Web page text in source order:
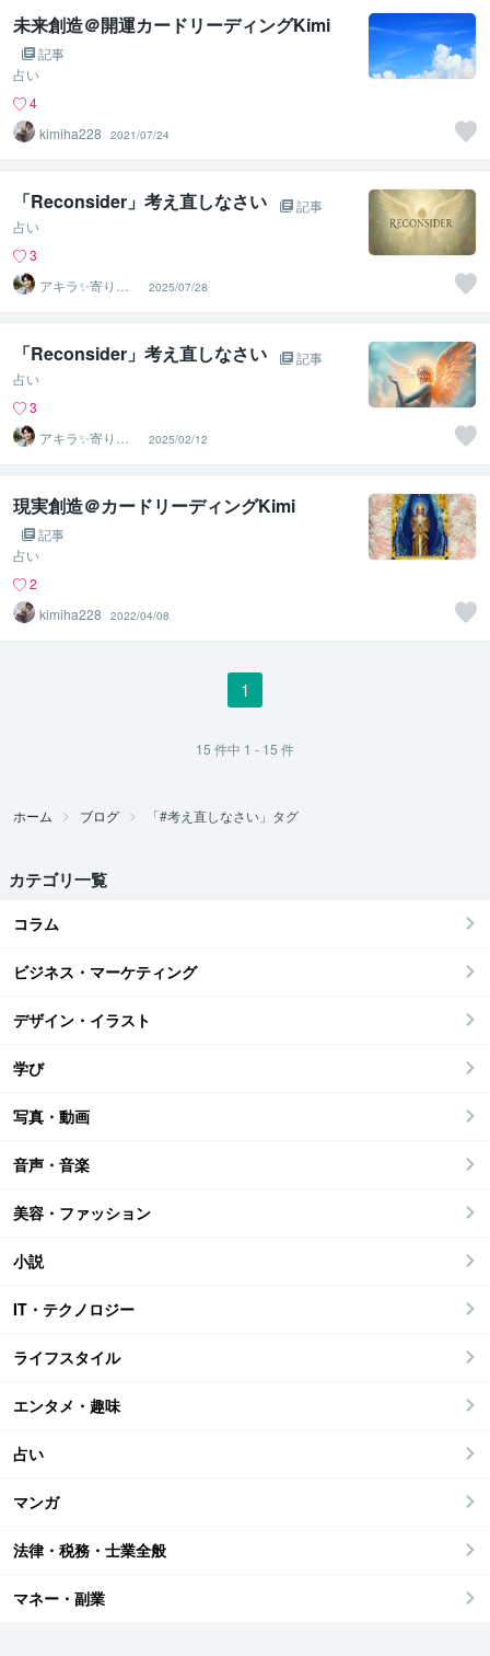
未来創造＠開運カードリーディングKimi
記事
占い
4
kimiha228
2021/07/24
「Reconsider」考え直しなさい
記事
占い
3
アキラ✨寄り添
う聴き手 迷い不
安の相談室
2025/07/28
「Reconsider」考え直しなさい
記事
占い
3
アキラ✨寄り添
う聴き手 迷い不
安の相談室
2025/02/12
現実創造＠カードリーディングKimi
記事
占い
2
kimiha228
2022/04/08
1
15 件中 1 - 15 件
ホーム ブログ 「#考え直しなさい」タグ
カテゴリ一覧
コラム
ビジネス・マーケティング
デザイン・イラスト
学び
写真・動画
音声・音楽
美容・ファッション
小説
IT・テクノロジー
ライフスタイル
エンタメ・趣味
占い
マンガ
法律・税務・士業全般
マネー・副業